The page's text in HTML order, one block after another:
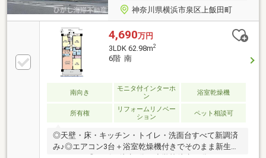
神奈川県横浜市泉区上飯田町
4,690万円
3LDK 62.98m2
6階 南
南向き
モニタ付インターホ
ン
浴室乾燥機
所有権
リフォームリノベー
ション
ペット相談可
◎天壁・床・キッチン・トイレ・洗面台すべて新調済
み♪◎エアコン3台＋浴室乾燥機付きでそのまま新生活